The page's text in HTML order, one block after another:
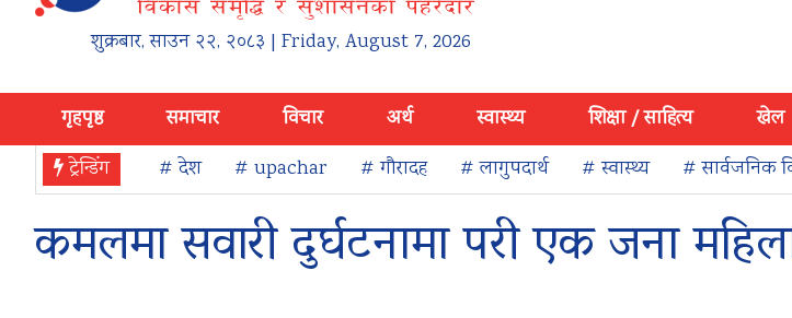
शुक्रबार,साउन २२, २०८३ | Friday, August 7, 2026
गृहपृष्ठ समाचार विचार अर्थ स्वास्थ्य शिक्षा / साहित्य खेल
ट्रेन्डिंग
# देश # upachar # गौरादह # लागुपदार्थ # स्वास्थ्य # सार्वजनिक
कमलमा सवारी दुर्घटनामा परी एक जना